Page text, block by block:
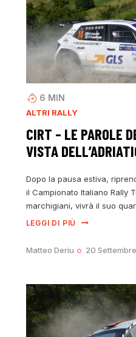
6 MIN
ALTRI RALLY
CIRT – LE PAROLE
VISTA
Dopo la pausa estiva,
il Campionato Italiano Rally
marchigiani, vivrà il suo
LEGGI DI PIÙ
Matteo Deriu 20